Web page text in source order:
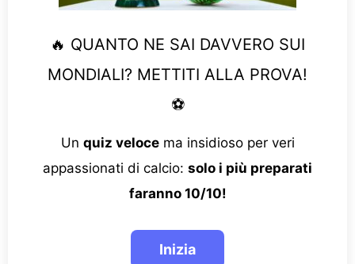
🔥 QUANTO NE SAI DAVVERO SUI
MONDIALI? METTITI ALLA PROVA!
⚽
Un quiz velocema insidioso per veri
appassionati di calcio: solo i più preparati
faranno 10/10!